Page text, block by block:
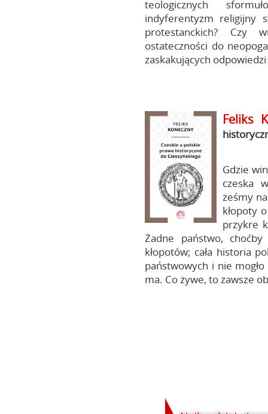
teologicznych
indyferentyzm religijny
protestanckich? Czy
ostateczności do
zaskakujących
Feliks
Gdzie
czeska
żeśmy
kłopoty
przykre
Żadne państwo,
kłopotów; cała historia
państwowych i nie
ma. Co żywe, to zawsze